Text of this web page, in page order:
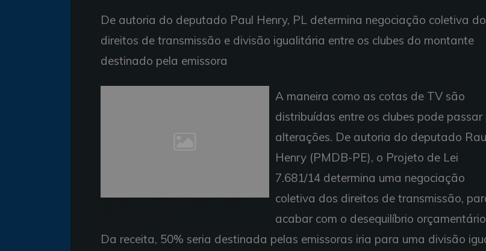
De autoria do deputado Paul Henry, PL determina negociação coletiva
direitos de transmissão e divisão igualitária entre os clubes do montante
destinado pela emissora
A maneira como as cotas de TV são
distribuídas entre os clubes pode passar
alterações. De autoria do deputado
Henry (PMDB-PE), o Projeto de Lei
7.681/14 determina uma negociação
coletiva dos direitos de transmissão,
acabar com o desequilíbrio
Da receita, 50% seria destinada pelas emissoras iria para uma divisão